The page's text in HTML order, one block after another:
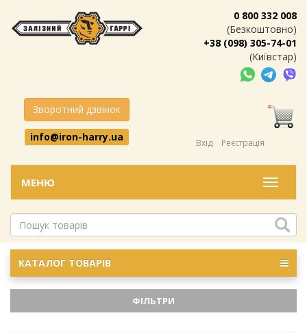
0 800 332 008
(Безкоштовно)
+38 (098) 305-74-01
(Київстар)
Зворотний дзвінок
info@iron-harry.ua
Вхід Реєстрація
Меню
МЕНЮ
КАТАЛОГ ТОВАРІВ
ФІЛЬТРИ